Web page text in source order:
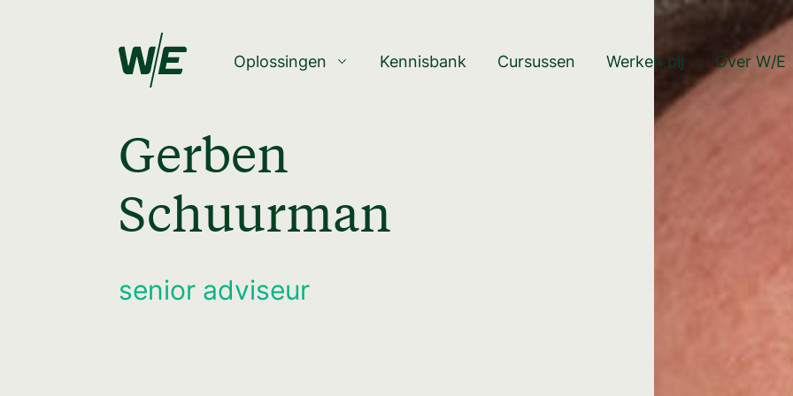
Oplossingen Kennisbank Cursussen Werken bij Over W/E
Gerben
Schuurman
senior adviseur